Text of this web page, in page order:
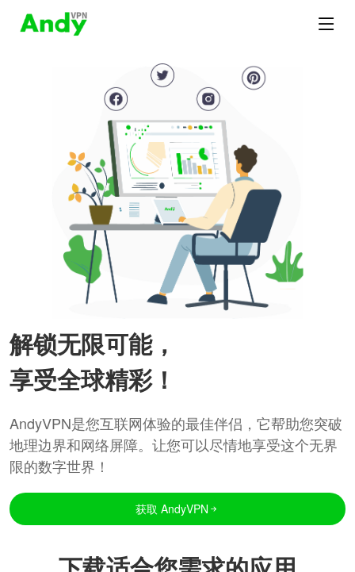
解锁无限可能，
享受全球精彩！
AndyVPN是您互联网体验的最佳伴侣，它帮助您突破
地理边界和网络屏障。让您可以尽情地享受这个无界
限的数字世界！
获取 AndyVPN